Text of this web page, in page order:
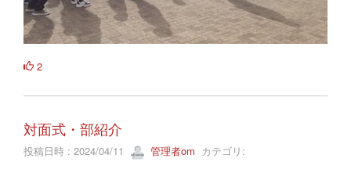
2
対面式・部紹介
投稿日時 : 2024/04/11 管理者om カテゴリ: